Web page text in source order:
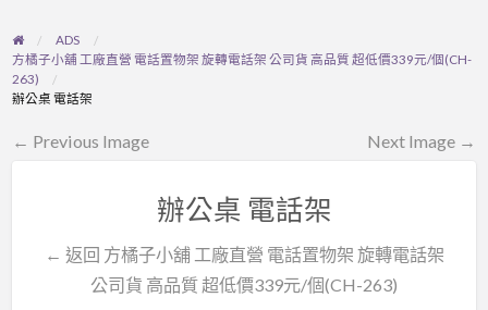
ADS
方橘子小舖 工廠直營 電話置物架 旋轉電話架 公司貨 高品質 超低價339元/個(CH-
263)
辦公桌 電話架
← Previous Image Next Image →
辦公桌 電話架
← 返回 方橘子小舖 工廠直營 電話置物架 旋轉電話架
公司貨 高品質 超低價339元/個(CH-263)